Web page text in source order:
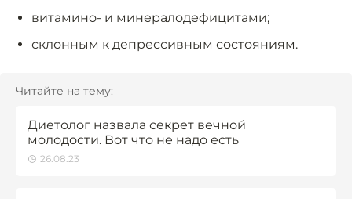
витамино- и минералодефицитами;
склонным к депрессивным состояниям.
Читайте на тему:
Диетолог назвала секрет вечной
молодости. Вот что не надо есть
26.08.23